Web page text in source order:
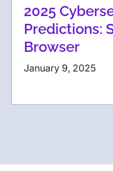
2025
Predictions:
Browser
January 9, 2025